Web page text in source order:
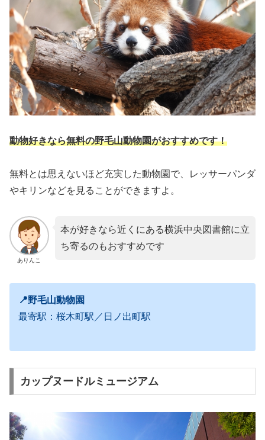
動物好きなら無料の野毛山動物園がおすすめです！
無料とは思えないほど充実した動物園で、レッサーパンダ
やキリンなどを見ることができますよ。
ありんこ
本が好きなら近くにある横浜中央図書館に立
ち寄るのもおすすめです
📍野毛山動物園
最寄駅：桜木町駅／日ノ出町駅
カップヌードルミュージアム